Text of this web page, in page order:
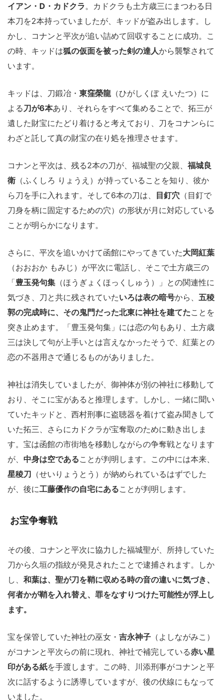
イアン・D・カドクラ 。カドクラも土方歳三にまつわる日
本刀を2本持っていましたが、キッドが盗み出します。し
かし、コナンと平次が追い詰めて回収することに成功。こ
の時、キッドは狐の仮面を被った剣の達人から襲撃されて
います。
キッドは、刀鍛冶・ 東窪榮龍 （ひがしくぼ えいたつ）に
よる 刀が6本あり、それらをすべて集めることで、拓三が
遺した財宝にたどり着けると考えており、刀をコナンらに
わざと託して真の財宝の在り処を推理させます。
コナンと平次は、残る2本の刀が、福城聖の父親、 福城良
衛 （ふくしろ りょうえ）が持っていることを知り、彼か
ら刀を手に入れます。そして6本の刀は、 目釘穴 （目釘で
刀身を柄に固定するための穴）の形状が月に対応している
ことが明らかになります。
さらに、平次を追いかけて函館にやってきていた大岡紅葉
（おおおか もみじ）が平次に電話し、そこで土方歳三の
「豊玉発句集 （ほうぎょくほっくしゅう）」との関連性に
気づき、刀と共に残されていたいろは表の暗号から、 五稜
郭の完成時に、その鬼門だった北東に神社を建てたことを
突き止めます。「豊玉発句集」には恋の句もあり、土方歳
三は決して句が上手いとは言えなかったそうで、紅葉との
恋の不器用さで通じるものがありました。
神社は消失していましたが、御神体が別の神社に移動して
おり、そこに宝があると推理します。しかし、一緒に聞い
ていたキッドと、西村刑事に盗聴器を着けて盗み聞きして
いた拓三、さらにカドクラが宝奪取のために動き出しま
す。宝は函館の市街地を移動しながらの争奪戦となります
が、 中身は空であることが判明します。この中には本来、
星稜刀 （せいりょうとう）が納められているはずでした
が、後に工藤優作の自宅にあることが判明します。
お宝争奪戦
その後、コナンと平次に協力した福城聖が、所持していた
刀から久垣の指紋が発見されたことで逮捕されます。しか
し、 和葉は、聖が刀を鞘に収める時の音の違いに気づき、
何者かが鞘を入れ替え、罪をなすりつけた可能性が浮上し
ます。
宝を保管していた神社の巫女・ 吉永神子 （よしながみこ）
がコナンと平次らの前に現れ、神社で補完している赤い星
印がある紙を手渡します。この時、川添刑事がコナンと平
次に話するように誘導していますが、後の伏線にもなって
いました。